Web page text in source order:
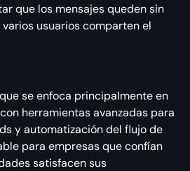
que los mensajes queden sin
usuarios comparten el
se enfoca principalmente en
herramientas avanzadas para
y automatización del flujo de
para empresas que confían
satisfacen sus